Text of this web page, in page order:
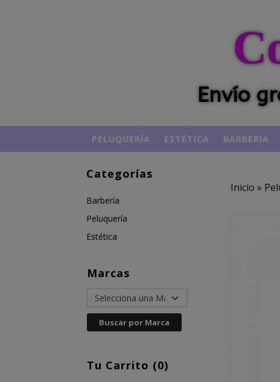
Envío
PELUQUERÍA ESTÉTICA BARBERIA
Categorías
Barbería
Peluquería
Estética
Marcas
Tu Carrito (0)
Inicio »